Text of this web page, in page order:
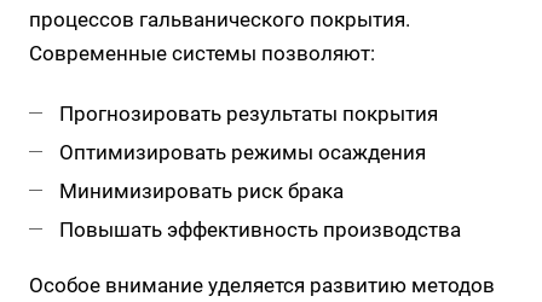
процессов гальванического покрытия.
Современные системы позволяют:
Прогнозировать результаты покрытия
Оптимизировать режимы осаждения
Минимизировать риск брака
Повышать эффективность производства
Особое внимание уделяется развитию методов